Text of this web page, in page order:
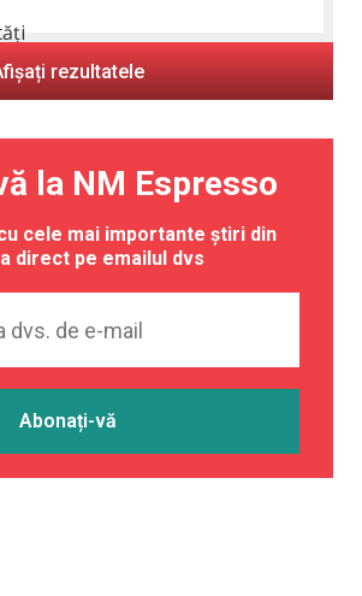
rezultatele
la NM Espresso
cele mai importante știri din
direct pe emailul dvs